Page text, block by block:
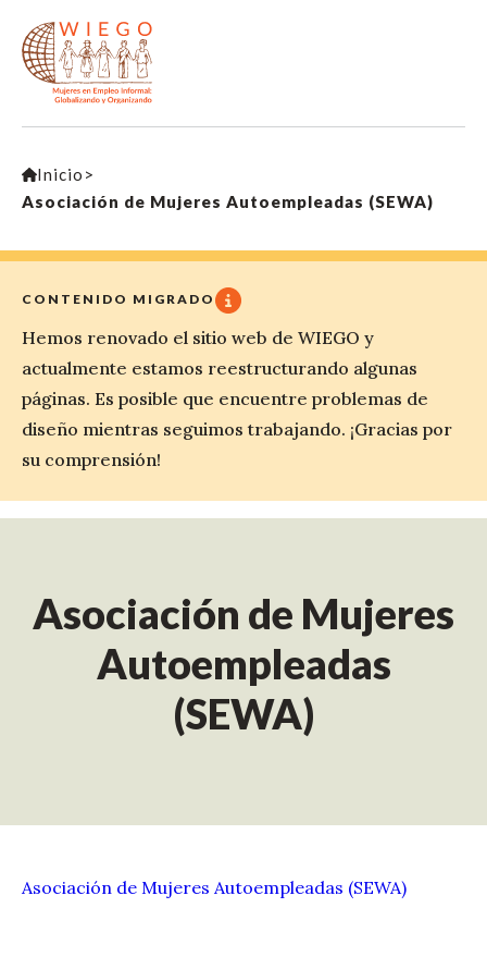
Inicio >
Asociación de Mujeres Autoempleadas (SEWA)
CONTENIDO MIGRADO
Hemos renovado el sitio web de WIEGO y
actualmente estamos reestructurando algunas
páginas. Es posible que encuentre problemas de
diseño mientras seguimos trabajando. ¡Gracias por
su comprensión!
Asociación de Mujeres
Autoempleadas
(SEWA)
Asociación de Mujeres Autoempleadas (SEWA)